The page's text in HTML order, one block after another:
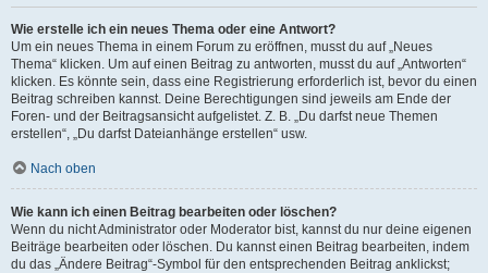
Wie erstelle ich ein neues Thema oder eine Antwort?
Um ein neues Thema in einem Forum zu eröffnen, musst du auf „Neues
Thema“ klicken. Um auf einen Beitrag zu antworten, musst du auf „Antworten“
klicken. Es könnte sein, dass eine Registrierung erforderlich ist, bevor du einen
Beitrag schreiben kannst. Deine Berechtigungen sind jeweils am Ende der
Foren- und der Beitragsansicht aufgelistet. Z. B. „Du darfst neue Themen
erstellen“, „Du darfst Dateianhänge erstellen“ usw.
Nach oben
Wie kann ich einen Beitrag bearbeiten oder löschen?
Wenn du nicht Administrator oder Moderator bist, kannst du nur deine eigenen
Beiträge bearbeiten oder löschen. Du kannst einen Beitrag bearbeiten, indem
du das „Ändere Beitrag“-Symbol für den entsprechenden Beitrag anklickst;